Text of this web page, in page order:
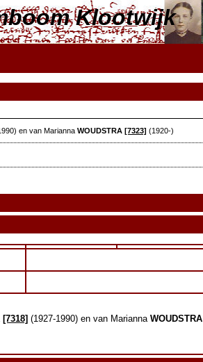
Klootwijk
en van MariannaWOUDSTRA [7323] (1920-)
[7318] (1927-1990) en van MariannaWOUDSTRA